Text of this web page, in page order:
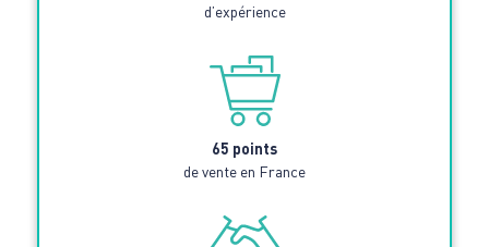
d’expérience
65 points
de vente en France